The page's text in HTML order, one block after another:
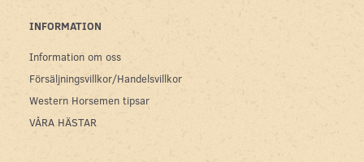
INFORMATION
Information om oss
Försäljningsvillkor/Handelsvillkor
Western Horsemen tipsar
VÅRA HÄSTAR